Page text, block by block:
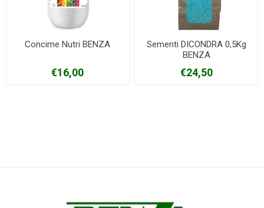
Concime Nutri BENZA
€16,00
Sementi DICONDRA 0,5Kg
BENZA
€24,50